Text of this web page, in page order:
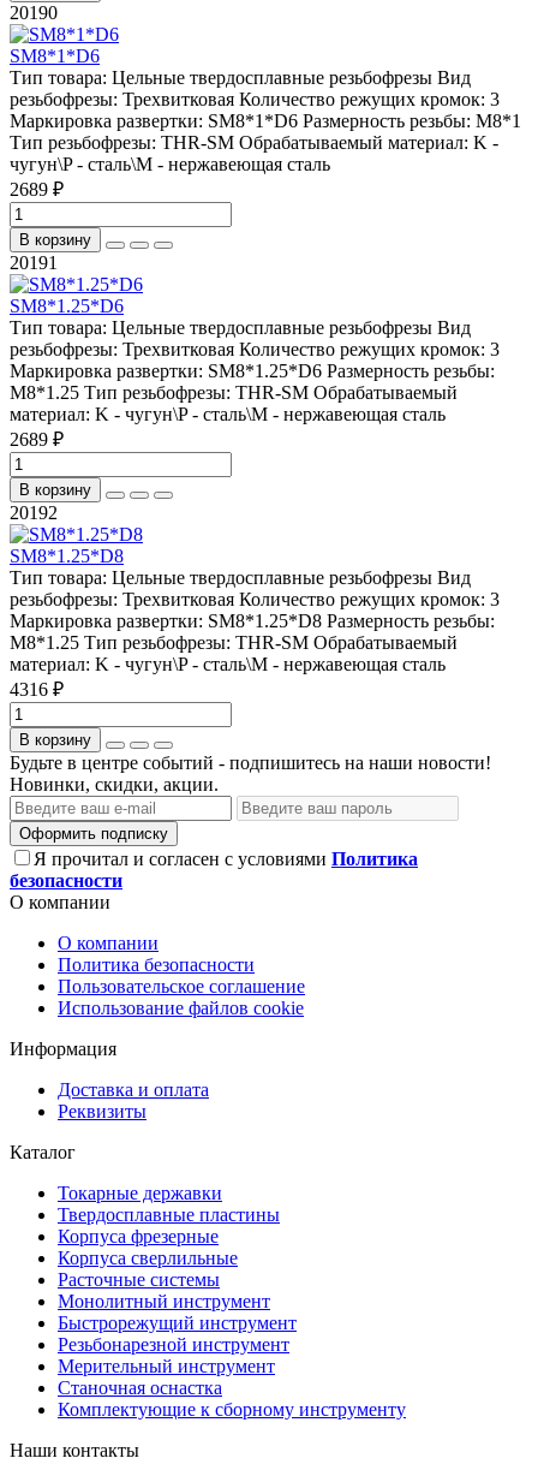
20190
SM8*1*D6
Тип товара: Цельные твердосплавные резьбофрезы Вид
резьбофрезы: Трехвитковая Количество режущих кромок: 3
Маркировка развертки: SM8*1*D6 Размерность резьбы: M8*1
Тип резьбофрезы: THR-SM Обрабатываемый материал: K -
чугун\P - сталь\М - нержавеющая сталь
2689 ₽
В корзину
20191
SM8*1.25*D6
Тип товара: Цельные твердосплавные резьбофрезы Вид
резьбофрезы: Трехвитковая Количество режущих кромок: 3
Маркировка развертки: SM8*1.25*D6 Размерность резьбы:
M8*1.25 Тип резьбофрезы: THR-SM Обрабатываемый
материал: K - чугун\P - сталь\М - нержавеющая сталь
2689 ₽
В корзину
20192
SM8*1.25*D8
Тип товара: Цельные твердосплавные резьбофрезы Вид
резьбофрезы: Трехвитковая Количество режущих кромок: 3
Маркировка развертки: SM8*1.25*D8 Размерность резьбы:
M8*1.25 Тип резьбофрезы: THR-SM Обрабатываемый
материал: K - чугун\P - сталь\М - нержавеющая сталь
4316 ₽
В корзину
Будьте в центре событий - подпишитесь на наши новости!
Новинки, скидки, акции.
Оформить подписку
Я прочитал и согласен с условиями Политика
безопасности
О компании
О компании
Политика безопасности
Пользовательское соглашение
Использование файлов cookie
Информация
Доставка и оплата
Реквизиты
Каталог
Токарные державки
Твердосплавные пластины
Корпуса фрезерные
Корпуса сверлильные
Расточные системы
Монолитный инструмент
Быстрорежущий инструмент
Резьбонарезной инструмент
Мерительный инструмент
Станочная оснастка
Комплектующие к сборному инструменту
Наши контакты